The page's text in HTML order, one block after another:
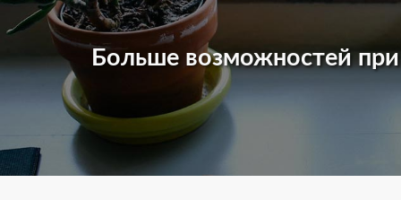
Больше возможностей